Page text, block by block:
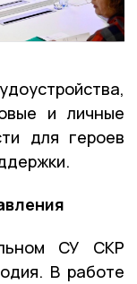
и личные
для героев
СУ СКР
В работе